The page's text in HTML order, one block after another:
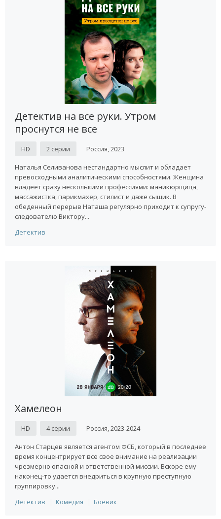
Детектив на все руки. Утром
проснутся не все
HD 2 серии Россия, 2023
Наталья Селиванова нестандартно мыслит и обладает
превосходными аналитическими способностями. Женщина
владеет сразу несколькими профессиями: маникюрщица,
массажистка, парикмахер, стилист и даже сыщик. В
обеденный перерыв Наташа регулярно приходит к супругу-
следователю Виктору...
Детектив
Хамелеон
HD 4 серии Россия, 2023-2024
Антон Старцев является агентом ФСБ, который в последнее
время концентрирует все свое внимание на реализации
чрезмерно опасной и ответственной миссии. Вскоре ему
наконец-то удается внедриться в крупную преступную
группировку...
Детектив
Комедия Боевик